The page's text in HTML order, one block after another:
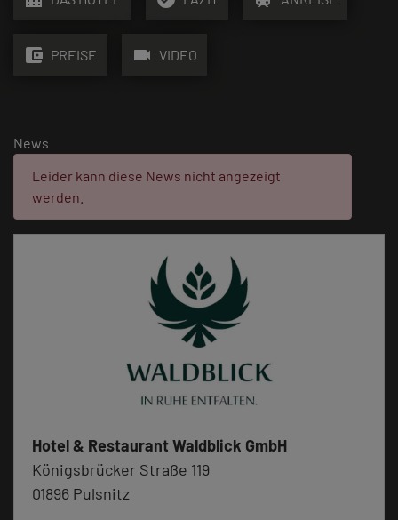
account_balance_wallet PREISE videocam VIDEO
News
Fehler:
Leider kann diese News nicht angezeigt
werden.
Hotel & Restaurant Waldblick GmbH
Königsbrücker Straße 119
01896 Pulsnitz